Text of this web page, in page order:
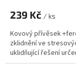
239 Kč / ks
Kovový přívěsek
zklidnění ve
uklidňující řešení